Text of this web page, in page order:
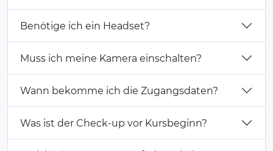
Benötige ich ein Headset?
Muss ich meine Kamera einschalten?
Wann bekomme ich die Zugangsdaten?
Was ist der Check-up vor Kursbeginn?